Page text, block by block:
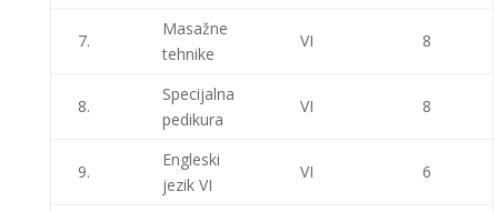
7.
Masažne
tehnike
VI 8
8.
Specijalna
pedikura
VI 8
9.
Engleski
jezik VI
VI 6